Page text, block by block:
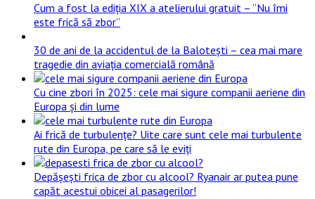
Cum a fost la ediția XIX a atelierului gratuit – ”Nu îmi
este frică să zbor”
30 de ani de la accidentul de la Balotești – cea mai mare
tragedie din aviația comercială română
Cu cine zbori în 2025: cele mai sigure companii aeriene din
Europa și din lume
Ai frică de turbulențe? Uite care sunt cele mai turbulente
rute din Europa, pe care să le eviți
Depășești frica de zbor cu alcool? Ryanair ar putea pune
capăt acestui obicei al pasagerilor!